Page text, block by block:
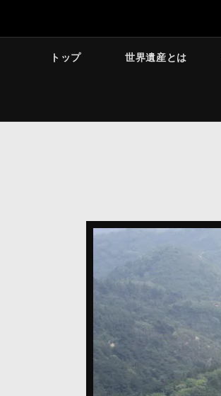
トップ 世界遺産とは